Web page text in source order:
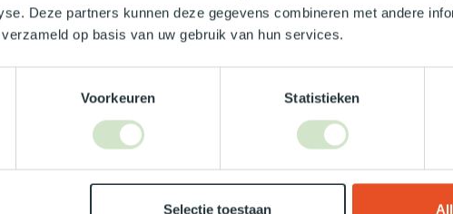
Deze partners kunnen deze gegevens combineren met andere
op basis van uw gebruik van hun services.
Voorkeuren Statistieken
Selectie toestaan